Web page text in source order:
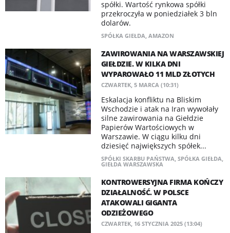
spółki. Wartość rynkowa spółki
przekroczyła w poniedziałek 3 bln
dolarów.
SPÓŁKA GIEŁDA, AMAZON
ZAWIROWANIA NA WARSZAWSKIEJ
GIEŁDZIE. W KILKA DNI
WYPAROWAŁO 11 MLD ZŁOTYCH
CZWARTEK, 5 MARCA (10:31)
Eskalacja konfliktu na Bliskim
Wschodzie i atak na Iran wywołały
silne zawirowania na Giełdzie
Papierów Wartościowych w
Warszawie. W ciągu kilku dni
dziesięć największych spółek...
SPÓŁKI SKARBU PAŃSTWA, SPÓŁKA GIEŁDA,
GIEŁDA WARSZAWSKA
KONTROWERSYJNA FIRMA KOŃCZY
DZIAŁALNOŚĆ. W POLSCE
ATAKOWALI GIGANTA
ODZIEŻOWEGO
CZWARTEK, 16 STYCZNIA 2025 (13:04)